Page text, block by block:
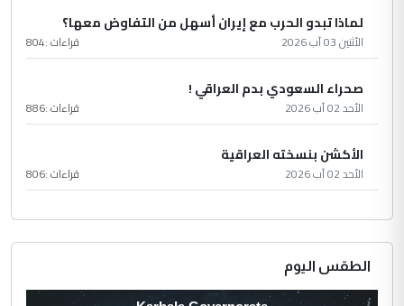
لماذا تبدو الحرب مع إيران أسهل من التفاوض معها؟
الأثنين 03 آب 2026 قراءات :804
صحراء السعودي بدم العراقي !
الأحد 02 آب 2026 قراءات :886
الأكشن بنسخته العراقية
الأحد 02 آب 2026 قراءات :806
الطقس اليوم